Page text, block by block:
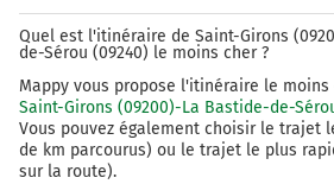
Quel est l'itinéraire de Saint-Girons
de-Sérou (09240) le moins cher ?
Mappy vous propose l'itinéraire le
Saint-Girons (09200)-La Bastide-de-
Vous pouvez également choisir le trajet
de km parcourus) ou le trajet le plus
sur la route).